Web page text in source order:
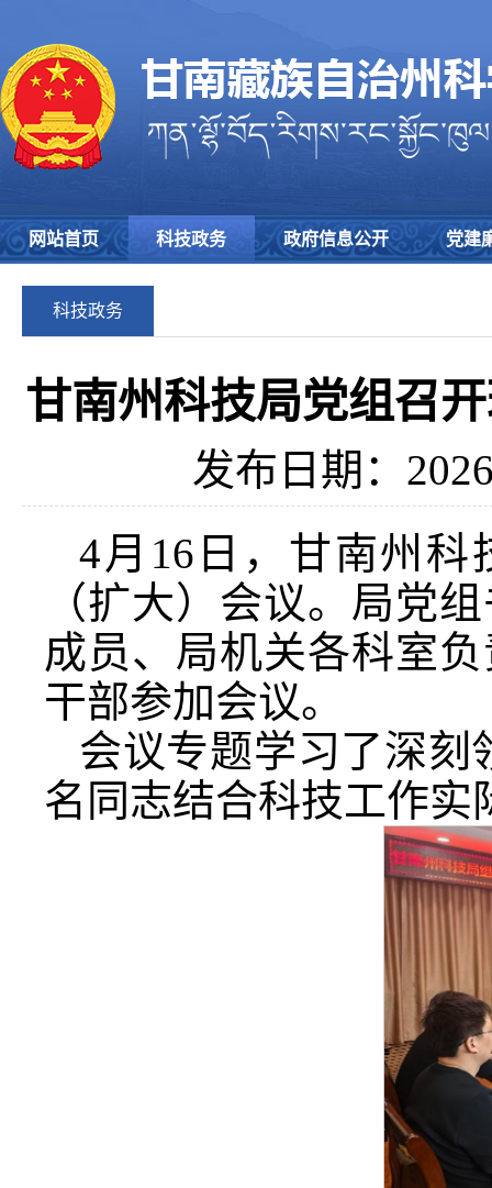
网站首页 科技政务 政府信息公开 党建
科技政务
甘南州科技局党组召
发布日期：
4月16日，甘南州
（扩大）会议。局党
成员、局机关各科室
干部参加会议。
会议专题学习了深刻
名同志结合科技工作实